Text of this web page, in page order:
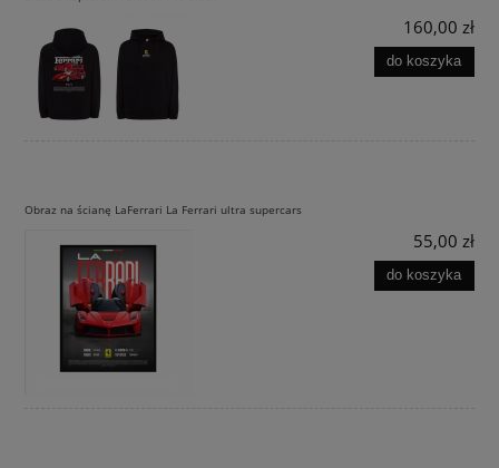
160,00 zł
do koszyka
Obraz na ścianę LaFerrari La Ferrari ultra supercars
55,00 zł
do koszyka